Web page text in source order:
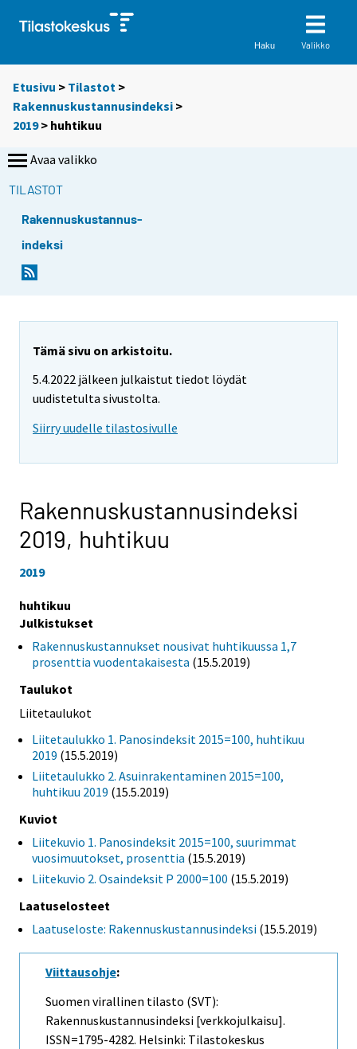
Haku Valikko
Etusivu > Tilastot >
Rakennuskustannusindeksi >
2019> huhtikuu
Avaa valikko
TILASTOT
Rakennuskustannus-
indeksi
Tämä sivu on arkistoitu.
5.4.2022 jälkeen julkaistut tiedot löydät
uudistetulta sivustolta.
Siirry uudelle tilastosivulle
Rakennuskustannusindeksi
2019, huhtikuu
2019
huhtikuu
Julkistukset
Rakennuskustannukset nousivat huhtikuussa 1,7
prosenttia vuodentakaisesta (15.5.2019)
Taulukot
Liitetaulukot
Liitetaulukko 1. Panosindeksit 2015=100, huhtikuu
2019 (15.5.2019)
Liitetaulukko 2. Asuinrakentaminen 2015=100,
huhtikuu 2019 (15.5.2019)
Kuviot
Liitekuvio 1. Panosindeksit 2015=100, suurimmat
vuosimuutokset, prosenttia (15.5.2019)
Liitekuvio 2. Osaindeksit P 2000=100 (15.5.2019)
Laatuselosteet
Laatuseloste: Rakennuskustannusindeksi (15.5.2019)
Viittausohje:
Suomen virallinen tilasto (SVT):
Rakennuskustannusindeksi [verkkojulkaisu].
ISSN=1795-4282. Helsinki: Tilastokeskus